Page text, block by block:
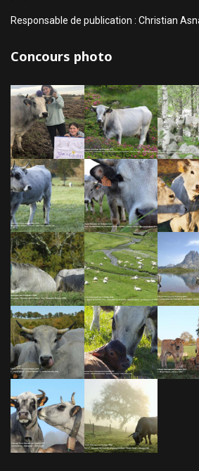
Responsable de publication : Christian
Concours photo